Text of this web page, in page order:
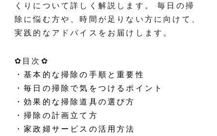
くりについて詳しく解説します。 毎日の掃
除に悩む方や、時間が足りない方に向けて、
実践的なアドバイスをお届けします。
✿目次✿
・基本的な掃除の手順と重要性
・毎日の掃除で気をつけるポイント
・効果的な掃除道具の選び方
・掃除の計画立て方
・家政婦サービスの活用方法